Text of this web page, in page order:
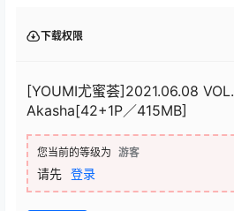
下载权限
[YOUMI尤蜜荟]2021.06.08
Akasha[42+1P／415MB]
您当前的等级为 游客
请先 登录